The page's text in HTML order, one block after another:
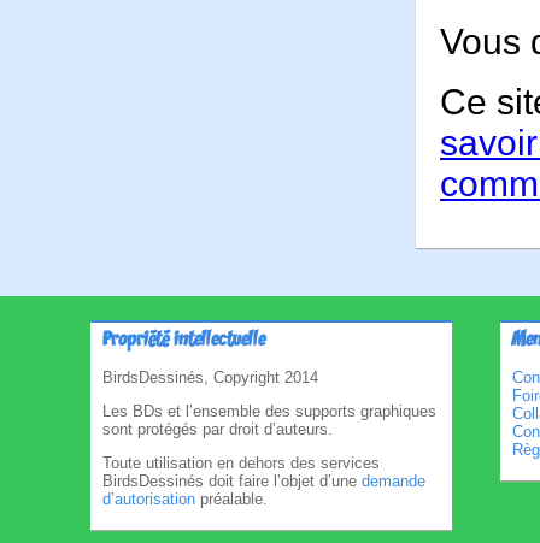
Vous
Ce
Propriété intellectuelle
BirdsDessinés, Copyright 2014
Les BDs et l’ensemble des supports graphiques
sont protégés par droit d’auteurs.
Toute utilisation en dehors des services
BirdsDessinés doit faire l’objet d’une demande
d’autorisation préalable.